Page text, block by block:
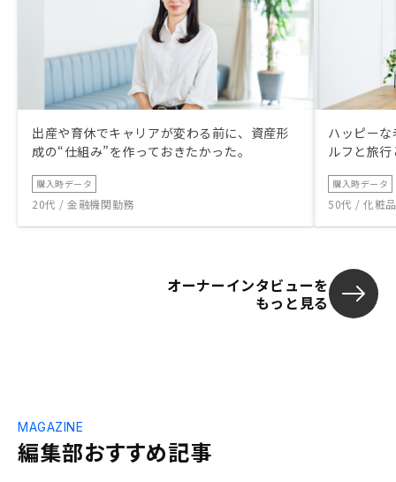
出産や育休でキャリアが変わる前に、資産形
成の“仕組み”を作っておきたかった。
購入時データ
20代 / 金融機関勤務
ハッピー
ルフと旅
購入時データ
50代 / 化粧
オーナーインタビューを
もっと見る
編集部おすすめ記事
MAGAZINE